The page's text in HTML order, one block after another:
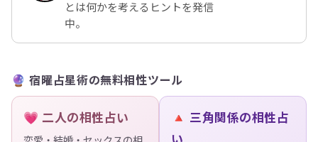
とは何かを考えるヒントを発信
中。
🔮 宿曜占星術の無料相性ツール
💗 二人の相性占い
🔺 三角関係の相性占
い